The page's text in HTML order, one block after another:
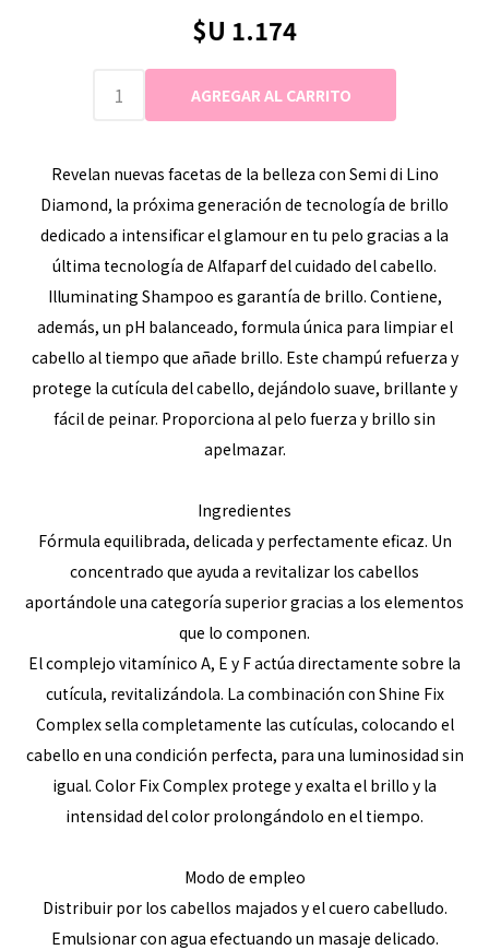
$U 1.174
Revelan nuevas facetas de la belleza con Semi di Lino
Diamond, la próxima generación de tecnología de brillo
dedicado a intensificar el glamour en tu pelo gracias a la
última tecnología de Alfaparf del cuidado del cabello.
Illuminating Shampoo es garantía de brillo. Contiene,
además, un pH balanceado, formula única para limpiar el
cabello al tiempo que añade brillo. Este champú refuerza y
protege la cutícula del cabello, dejándolo suave, brillante y
fácil de peinar. Proporciona al pelo fuerza y brillo sin
apelmazar.
Ingredientes
Fórmula equilibrada, delicada y perfectamente eficaz. Un
concentrado que ayuda a revitalizar los cabellos
aportándole una categoría superior gracias a los elementos
que lo componen.
El complejo vitamínico A, E y F actúa directamente sobre la
cutícula, revitalizándola. La combinación con Shine Fix
Complex sella completamente las cutículas, colocando el
cabello en una condición perfecta, para una luminosidad sin
igual. Color Fix Complex protege y exalta el brillo y la
intensidad del color prolongándolo en el tiempo.
Modo de empleo
Distribuir por los cabellos majados y el cuero cabelludo.
Emulsionar con agua efectuando un masaje delicado.